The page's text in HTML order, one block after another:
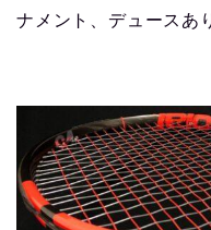
ナメント、デュースあ